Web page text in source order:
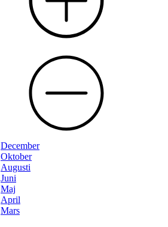
December
Oktober
Augusti
Juni
Maj
April
Mars